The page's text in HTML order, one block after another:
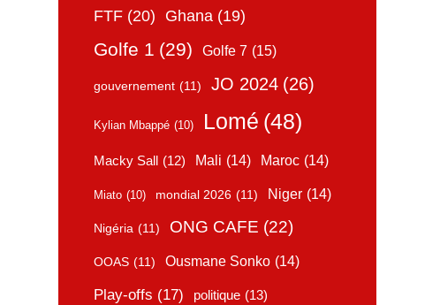
FTF (20) Ghana (19)
Golfe 1 (29) Golfe 7 (15)
gouvernement (11) JO 2024 (26)
Kylian Mbappé (10) Lomé (48)
Macky Sall (12) Mali (14) Maroc (14)
Miato (10) mondial 2026 (11) Niger (14)
Nigéria (11) ONG CAFE (22)
OOAS (11) Ousmane Sonko (14)
Play-offs (17) politique (13)